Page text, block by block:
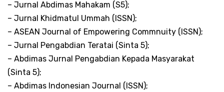
– Jurnal Abdimas Mahakam (S5);
– Jurnal Khidmatul Ummah (ISSN);
– ASEAN Journal of Empowering Commnuity (ISSN);
– Jurnal Pengabdian Teratai (Sinta 5);
– Abdimas Jurnal Pengabdian Kepada Masyarakat
(Sinta 5);
– Abdimas Indonesian Journal (ISSN);